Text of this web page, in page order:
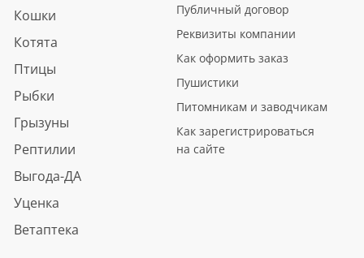
Кошки
Котята
Птицы
Рыбки
Грызуны
Рептилии
Выгода-ДА
Уценка
Ветаптека
Публичный договор
Реквизиты компании
Как оформить заказ
Пушистики
Питомникам и заводчикам
Как зарегистрироваться
на сайте